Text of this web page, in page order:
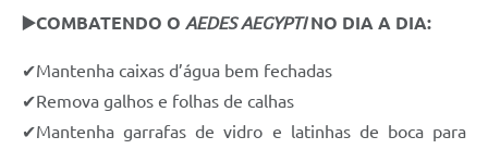
▶️COMBATENDO O AEDES AEGYPTINO DIA A DIA:
✔Mantenha caixas d’água bem fechadas
✔Remova galhos e folhas de calhas
✔Mantenha garrafas de vidro e latinhas de boca para